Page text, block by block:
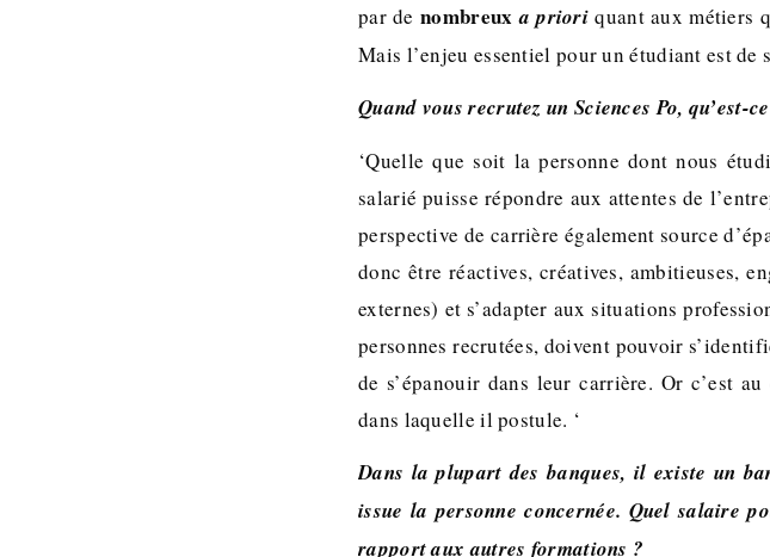
par denombreuxa priori quant aux métiers
Mais l’enjeu essentiel pour un étudiant est de
Quand vous recrutez un Sciences Po, qu’est-
‘Quelle que soit la personne dont nous
salarié puisse répondre aux attentes de
perspective de carrière également source
donc être réactives, créatives, ambitieuses,
externes) et s’adapter aux situations
personnes recrutées, doivent pouvoir
de s’épanouir dans leur carrière. Or c’est
dans laquelle il postule. ‘
Dans la plupart des banques, il existe un
issue la personne concernée. Quel salaire
rapport aux autres formations ?